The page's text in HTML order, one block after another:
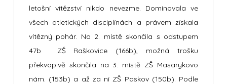
letošní vítězství nikdo nevezme. Dominovala ve
všech atletických disciplínách a právem získala
vítězný pohár. Na 2. místě skončila s odstupem
47b ZŠ Raškovice (166b), možná trošku
překvapivě skončila na 3. místě ZŠ Masarykovo
nám. (153b) a až za ní ZŠ Paskov (150b). Podle